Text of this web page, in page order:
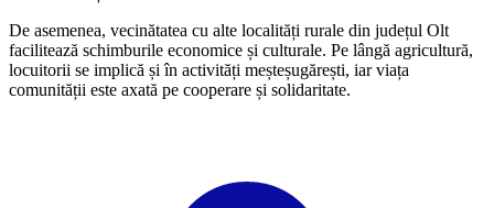
De asemenea, vecinătatea cu alte localități rurale din județul Olt
facilitează schimburile economice și culturale. Pe lângă agricultură,
locuitorii se implică și în activități meșteșugărești, iar viața
comunității este axată pe cooperare și solidaritate.